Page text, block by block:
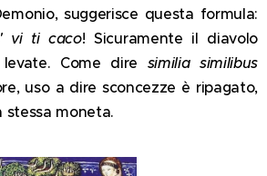
suggerisce questa formula:
vi ti caco! Sicuramente il diavolo
Come dire similia similibus
uso a dire sconcezze è ripagato,
stessa moneta.